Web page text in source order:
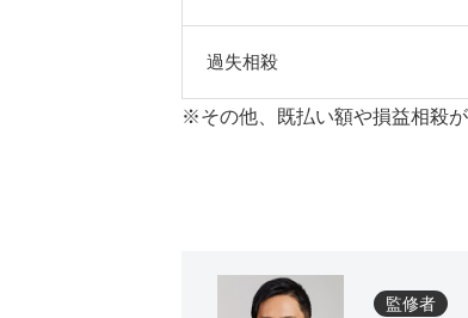
過失相殺
※その他、既払い額や損益相殺
監修者